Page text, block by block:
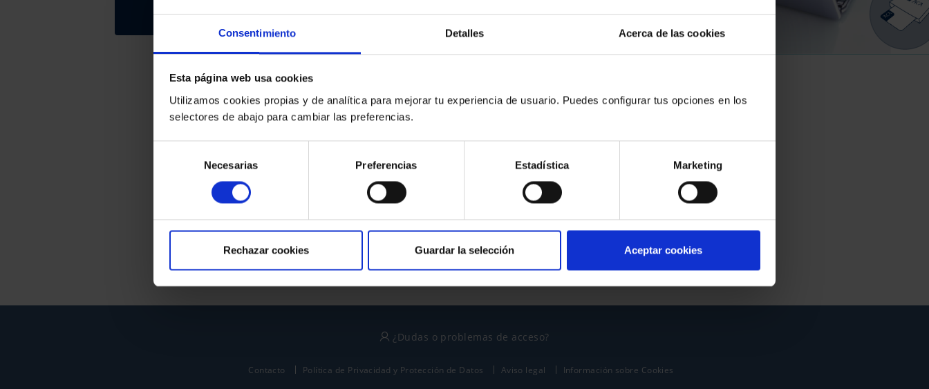
Consentimiento Detalles Acerca de las cookies
Esta página web usa cookies
Utilizamos cookies propias y de analítica para mejorar tu experiencia de usuario. Puedes configurar tus opciones en los
selectores de abajo para cambiar las preferencias.
consentimiento
Necesarias Preferencias Estadística Marketing
Rechazar cookies Guardar la selección Aceptar cookies
Entrar
Solicitar Contraseña
Entrar con ACA Plus
¿No tienes cuenta?
política de privacidad
y términos del servicio
¿Dudas o problemas de acceso?
Contacto Política de Privacidad y Protección de Datos Aviso legal Información sobre Cookies